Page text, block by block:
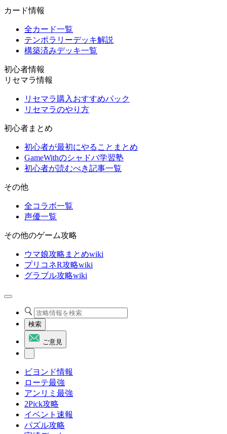
カード情報
全カード一覧
テンポラリーデッキ解説
構築済みデッキ一覧
初心者情報
リセマラ情報
リセマラ購入おすすめパック
リセマラのやり方
初心者まとめ
初心者が最初にやることまとめ
GameWithのシャドバ学習塾
初心者が読むべき記事一覧
その他
全コラボ一覧
声優一覧
その他のゲーム攻略
ウマ娘攻略まとめwiki
プリコネR攻略wiki
グラブル攻略wiki
検索
ご意見
ビヨンド情報
ローテ最強
アンリミ最強
2Pick攻略
イベント速報
パズル攻略